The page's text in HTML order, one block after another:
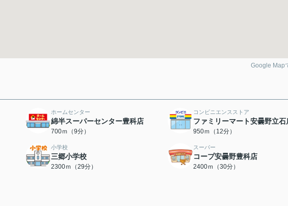
Google Map
ホームセンター
綿半スーパーセンター豊科店
700ｍ（9分）
コンビニエンスストア
ファミリーマート安曇野立石
950ｍ（12分）
小学校
三郷小学校
2300ｍ（29分）
スーパー
コープ安曇野豊科店
2400ｍ（30分）